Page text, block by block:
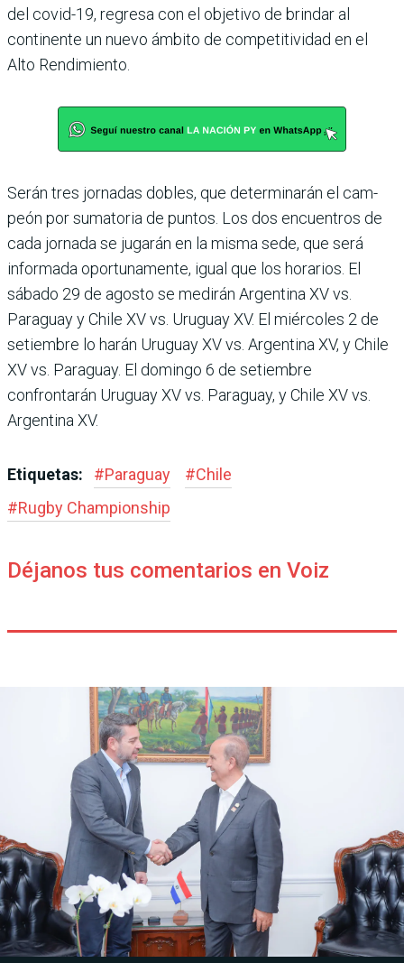
del covid-19, regresa con el objetivo de brindar al
continente un nuevo ámbito de competitividad en el
Alto Rendimiento.
Serán tres jornadas dobles, que determinarán el cam­
peón por sumatoria de pun­tos. Los dos encuentros de
cada jornada se jugarán en la misma sede, que será
infor­mada oportunamente, igual que los horarios. El
sábado 29 de agosto se medirán Argen­tina XV vs.
Paraguay y Chile XV vs. Uruguay XV. El miér­coles 2 de
setiembre lo harán Uruguay XV vs. Argentina XV, y Chile
XV vs. Paraguay. El domingo 6 de setiembre
confrontarán Uruguay XV vs. Paraguay, y Chile XV vs.
Argentina XV.
Etiquetas: #Paraguay #Chile
#Rugby Champions­hip
Déjanos tus comentarios en Voiz